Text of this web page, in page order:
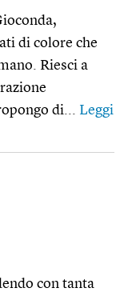
di colore che
Riesci a
di... Leggi
con tanta